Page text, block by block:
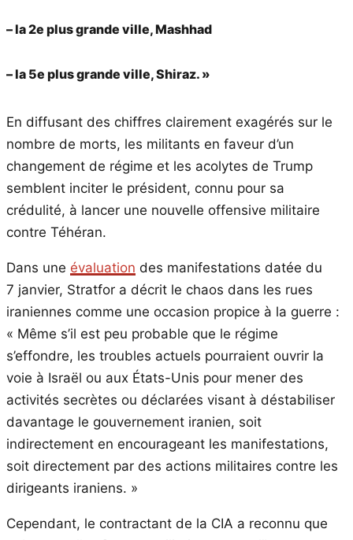
– la 2e plus grande ville, Mashhad
– la 5e plus grande ville, Shiraz. »
En diffusant des chiffres clairement exagérés sur le
nombre de morts, les militants en faveur d’un
changement de régime et les acolytes de Trump
semblent inciter le président, connu pour sa
crédulité, à lancer une nouvelle offensive militaire
contre Téhéran.
Dans une évaluation des manifestations datée du
7 janvier, Stratfor a décrit le chaos dans les rues
iraniennes comme une occasion propice à la guerre :
« Même s’il est peu probable que le régime
s’effondre, les troubles actuels pourraient ouvrir la
voie à Israël ou aux États-Unis pour mener des
activités secrètes ou déclarées visant à déstabiliser
davantage le gouvernement iranien, soit
indirectement en encourageant les manifestations,
soit directement par des actions militaires contre les
dirigeants iraniens. »
Cependant, le contractant de la CIA a reconnu que